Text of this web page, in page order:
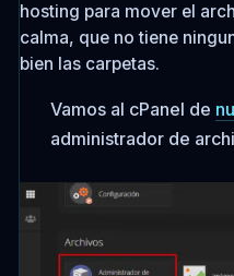
hosting para mover el
calma, que no tiene
bien las carpetas.
Vamos al cPanel de
administrador de